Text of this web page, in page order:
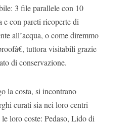
3 file parallele con 10
e con pareti ricoperte di
all’acqua, o come diremmo
tuttora visitabili grazie
di conservazione.
la costa, si incontrano
curati sia nei loro centri
loro coste: Pedaso, Lido di